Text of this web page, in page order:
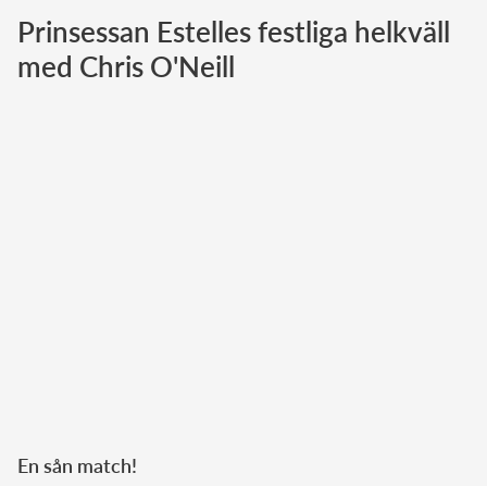
Norska kungahuset
Danska kungahuset
Prinsessan Estelles festliga helkväll
med Chris O'Neill
En sån match!